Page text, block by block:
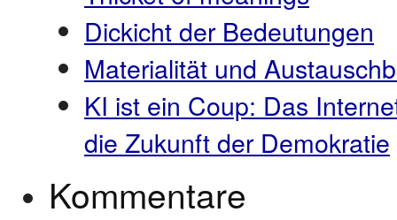
Dickicht der Bedeutungen
Materialität und
KI ist ein Coup: Das
die Zukunft der Demokratie
Kommentare